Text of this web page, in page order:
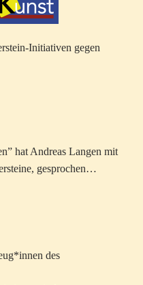
Initiativen gegen
hat Andreas Langen mit
gesprochen…
des